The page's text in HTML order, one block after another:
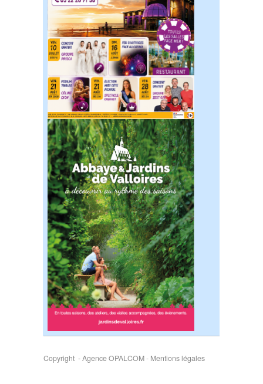
Copyright - Agence OPALCOM- Mentions légales